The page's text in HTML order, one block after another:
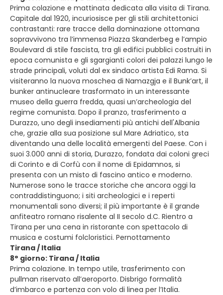
Prima colazione e mattinata dedicata alla visita di Tirana.
Capitale dal 1920, incuriosisce per gli stili architettonici
contrastanti: rare tracce della dominazione ottomana
sopravvivono tra l’immensa Piazza Skanderbeg e l’ampio
Boulevard di stile fascista, tra gli edifici pubblici costruiti in
epoca comunista e gli sgargianti colori dei palazzi lungo le
strade principali, voluti dal ex sindaco artista Edi Rama. Si
visiteranno la nuova moschea di Namazgja e il Bunk’art, il
bunker antinucleare trasformato in un interessante
museo della guerra fredda, quasi un’archeologia del
regime comunista. Dopo il pranzo, trasferimento a
Durazzo, uno degli insediamenti più antichi dell'Albania
che, grazie alla sua posizione sul Mare Adriatico, sta
diventando una delle località emergenti del Paese. Con i
suoi 3.000 anni di storia, Durazzo, fondata dai coloni greci
di Corinto e di Corfù con il nome di Epidamnos, si
presenta con un misto di fascino antico e moderno.
Numerose sono le tracce storiche che ancora oggi la
contraddistinguono; i siti archeologici e i reperti
monumentali sono diversi; il più importante è il grande
anfiteatro romano risalente al II secolo d.C. Rientro a
Tirana per una cena in ristorante con spettacolo di
musica e costumi folcloristici. Pernottamento
Tirana / Italia
8° giorno: Tirana / Italia
Prima colazione. In tempo utile, trasferimento con
pullman riservato all’aeroporto. Disbrigo formalità
d’imbarco e partenza con volo di linea per l’Italia.